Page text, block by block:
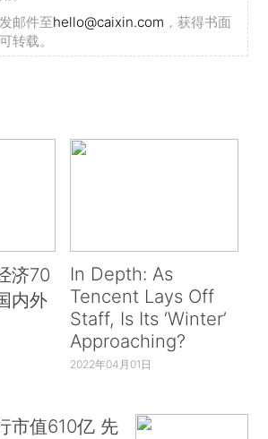
邮件至hello@caixin.com ，获得书面
转载。
济70
内外
In Depth: As
Tencent Lays Off
Staff, Is Its ‘Winter’
Approaching?
2022年04月01日
市值610亿 先